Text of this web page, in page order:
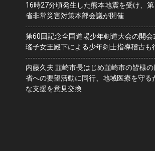
16時27分頃発生した熊本地震を受け、
省非常災害対策本部会議が開催
第60回記念全国道場少年剣道大会の開会
瑤子女王殿下による少年剣士指導稽古も
内藤久夫 韮崎市長はじめ韮崎市の皆様
省への要望活動に同行、地域医療を守る
な支援を意見交換